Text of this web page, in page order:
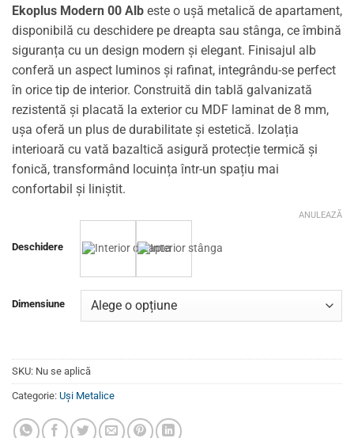
Ekoplus Modern 00 Alb este o ușă metalică de apartament,
disponibilă cu deschidere pe dreapta sau stânga, ce îmbină
siguranța cu un design modern și elegant. Finisajul alb
conferă un aspect luminos și rafinat, integrându-se perfect
în orice tip de interior. Construită din tablă galvanizată
rezistentă și placată la exterior cu MDF laminat de 8 mm,
ușa oferă un plus de durabilitate și estetică. Izolația
interioară cu vată bazaltică asigură protecție termică și
fonică, transformând locuința într-un spațiu mai
confortabil și liniștit.
Deschidere
Dimensiune
ANULEAZĂ
SKU: Nu se aplică
Categorie: Uși Metalice